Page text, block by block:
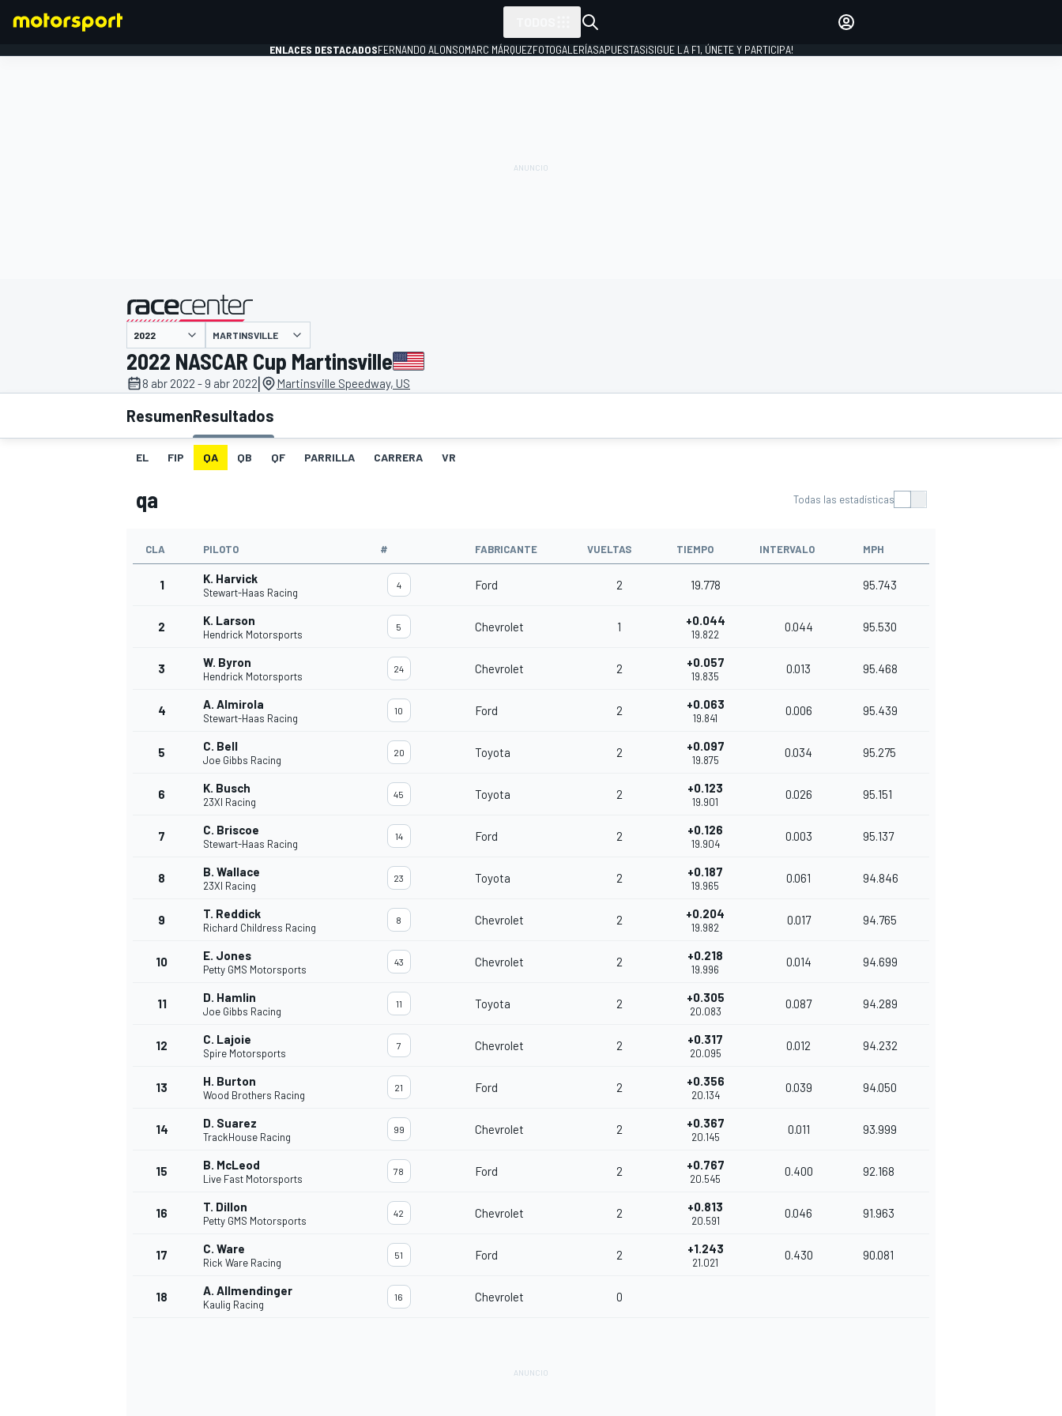
INDYCAR WRC
FÓRMULA E
ENLACES DESTACADOSFERNANDO ALONSOMARC MÁRQUEZFOTOGALERÍASAPUESTAS¡SIGUE LA F1, ÚNETE Y PARTICIPA!
presentado por
MARTINSVILLE
2022 NASCAR Cup Martinsville
8 abr 2022 - 9 abr 2022| Martinsville Speedway, US
ResumenResultados
EL FIP QA QB QF PARRILLA CARRERA VR
qa Todas las estadísticas
CLA PILOTO # FABRICANTE VUELTAS TIEMPO INTERVALO MPH
1 K. Harvick
Stewart-Haas Racing
4 Ford 2 19.778 95.743
2 K. Larson
Hendrick Motorsports
5 Chevrolet 1 +0.044
19.822
0.044 95.530
3 W. Byron
Hendrick Motorsports
24 Chevrolet 2 +0.057
19.835
0.013 95.468
4 A. Almirola
Stewart-Haas Racing
10 Ford 2 +0.063
19.841
0.006 95.439
5 C. Bell
Joe Gibbs Racing
20 Toyota 2 +0.097
19.875
0.034 95.275
6 K. Busch
23XI Racing
45 Toyota 2 +0.123
19.901
0.026 95.151
7 C. Briscoe
Stewart-Haas Racing
14 Ford 2 +0.126
19.904
0.003 95.137
8 B. Wallace
23XI Racing
23 Toyota 2 +0.187
19.965
0.061 94.846
9 T. Reddick
Richard Childress Racing
8 Chevrolet 2 +0.204
19.982
0.017 94.765
10 E. Jones
Petty GMS Motorsports
43 Chevrolet 2 +0.218
19.996
0.014 94.699
11 D. Hamlin
Joe Gibbs Racing
11 Toyota 2 +0.305
20.083
0.087 94.289
12 C. Lajoie
Spire Motorsports
7 Chevrolet 2 +0.317
20.095
0.012 94.232
13 H. Burton
Wood Brothers Racing
21 Ford 2 +0.356
20.134
0.039 94.050
14 D. Suarez
TrackHouse Racing
99 Chevrolet 2 +0.367
20.145
0.011 93.999
15 B. McLeod
Live Fast Motorsports
78 Ford 2 +0.767
20.545
0.400 92.168
16 T. Dillon
Petty GMS Motorsports
42 Chevrolet 2 +0.813
20.591
0.046 91.963
17 C. Ware
Rick Ware Racing
51 Ford 2 +1.243
21.021
0.430 90.081
18 A. Allmendinger
Kaulig Racing
16 Chevrolet 0